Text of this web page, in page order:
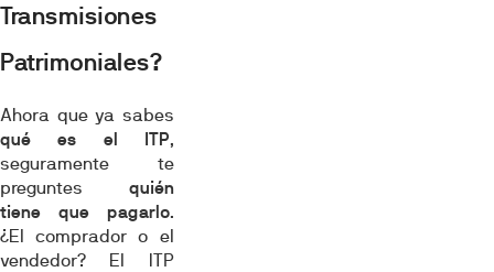
Transmisiones
Patrimoniales?
Ahora que ya sabes
qué es el ITP,
seguramente te
preguntes quién
tiene que pagarlo.
¿El comprador o el
vendedor? El ITP